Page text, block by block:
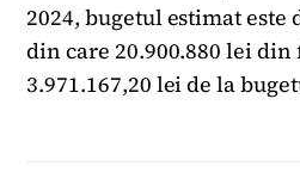
2024, bugetul estimat este
din care 20.900.880 lei
3.971.167,20 lei de la